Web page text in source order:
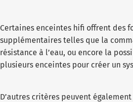
Certaines enceintes hifi offrent des
supplémentaires telles que la
résistance à l’eau, ou encore la
plusieurs enceintes pour créer un
D’autres critères peuvent